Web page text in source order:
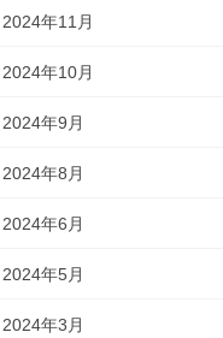
2024年11月
2024年10月
2024年9月
2024年8月
2024年6月
2024年5月
2024年3月